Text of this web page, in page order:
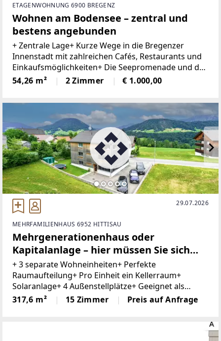
ETAGENWOHNUNG 6900 BREGENZ
Wohnen am Bodensee – zentral und
bestens angebunden
+ Zentrale Lage+ Kurze Wege in die Bregenzer
Innenstadt mit zahlreichen Cafés, Restaurants und
Einkaufsmöglichkeiten+ Die Seepromenade und der
Hafen sind bequem zu Fuß erreichbar+ Vielfältige
Freizeit- und Sportmöglichkeiten rund um den
54,26 m² 2 Zimmer € 1.000,00
29.07.2026
MEHRFAMILIENHAUS 6952 HITTISAU
Mehrgenerationenhaus oder
Kapitalanlage – hier müssen Sie sich
nicht entscheiden.
+ 3 separate Wohneinheiten+ Perfekte
Raumaufteilung+ Pro Einheit ein Kellerraum+
Solaranlage+ 4 Außenstellplätze+ Geeignet als
Generationenhaus+ Gute Erreichbarkeit+ Beste
Infrastruktur+ Bushaltestelle 1min. entferntDieses
317,6 m² 15 Zimmer Preis auf Anfrage